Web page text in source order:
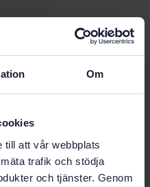
Om
till att vår webbplats
trafik och stödja
och tjänster. Genom
and ductwork
and testing